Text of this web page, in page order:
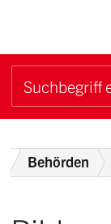
Suchbegriff
HomeBehörden